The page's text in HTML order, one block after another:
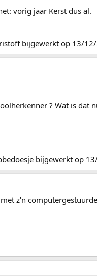
vorig jaar Kerst dus al.
bijgewerkt op 13/
? Wat is dat
bijgewerkt op
z'n